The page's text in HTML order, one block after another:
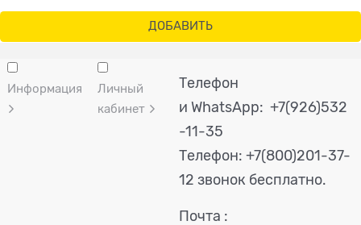
ДОБАВИТЬ
Информация
Личный
кабинет
Телефон
и WhatsApp: +7(926)532
-11-35
Телефон: +7(800)201-37-
12 звонок бесплатно.
Почта :